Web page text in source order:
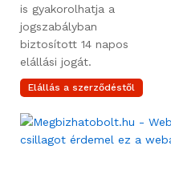
is gyakorolhatja a
jogszabályban
biztosított 14 napos
elállási jogát.
Elállás a szerződéstől